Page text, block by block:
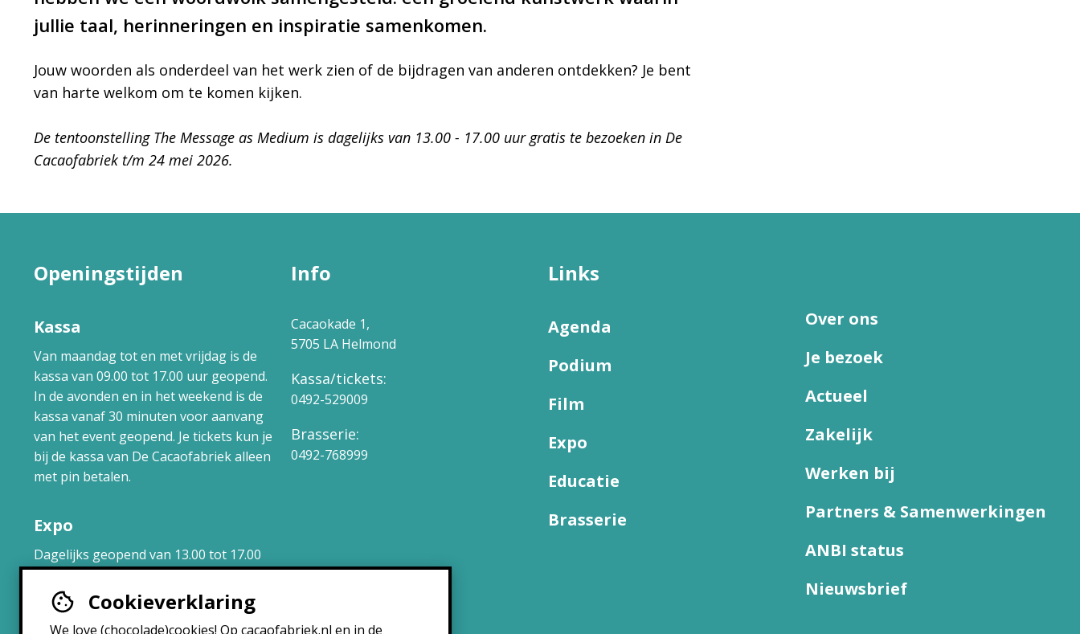
Cookieverklaring
We love (chocolade)cookies! Op cacaofabriek.nl en in de
jullie taal, herinneringen en inspiratie samenkomen.
Jouw woorden als onderdeel van het werk zien of de bijdragen van anderen ontdekken? Je bent
van harte welkom om te komen kijken.
De tentoonstelling The Message as Medium is dagelijks van 13.00 - 17.00 uur gratis te bezoeken in De
Cacaofabriek t/m 24 mei 2026.
Openingstijden
Kassa
Van maandag tot en met vrijdag is de
kassa van 09.00 tot 17.00 uur geopend.
In de avonden en in het weekend is de
kassa vanaf 30 minuten voor aanvang
van het event geopend. Je tickets kun je
bij de kassa van De Cacaofabriek alleen
met pin betalen.
Expo
Dagelijks geopend van 13.00 tot 17.00
uur.
Brasserie
Info
Cacaokade 1,
5705 LA Helmond
Kassa/tickets:
0492-529009
Brasserie:
0492-768999
Links
Agenda
Podium
Film
Expo
Educatie
Brasserie
Over ons
Je bezoek
Actueel
Zakelijk
Werken bij
Partners & Samenwerkingen
ANBI status
Nieuwsbrief